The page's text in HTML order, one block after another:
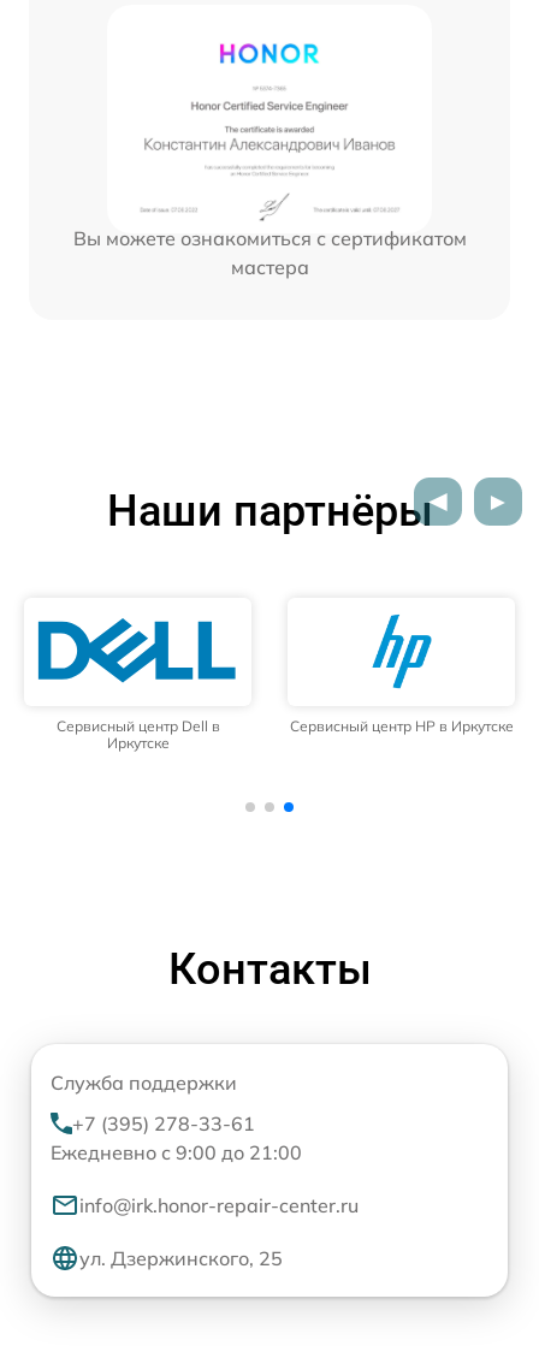
Вы можете ознакомиться с сертификатом
мастера
Наши партнёры
Сервисный центр Dell в
Иркутске
Сервисный центр HP в Иркутске
Контакты
Служба поддержки
+7 (395) 278-33-61
Ежедневно с 9:00 до 21:00
info@irk.honor-repair-center.ru
ул. Дзержинского, 25